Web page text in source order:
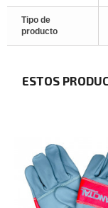
Tipo de
producto
ESTOS